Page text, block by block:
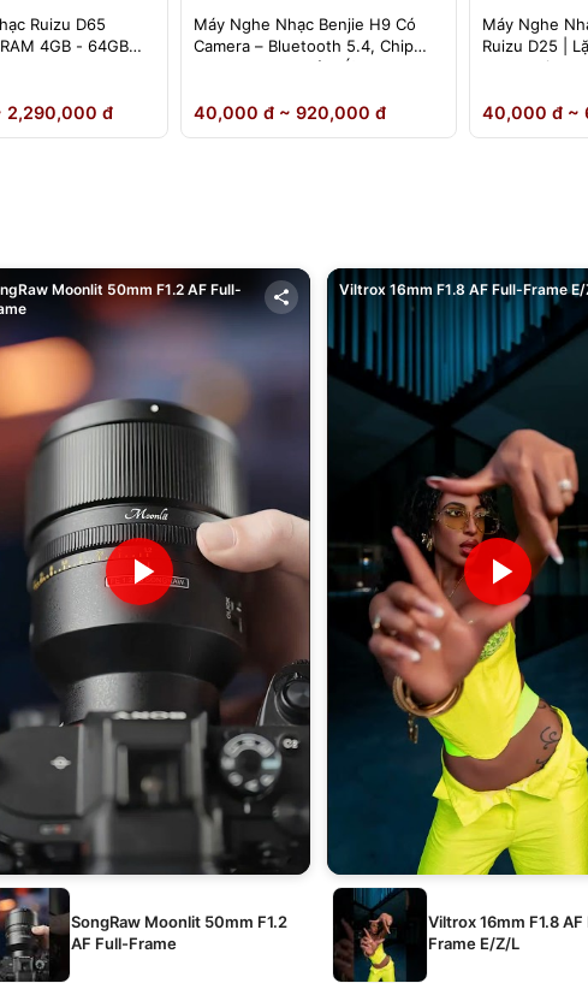
Ruizu D65
4GB - 64GB
2,290,000 đ
Máy Nghe Nhạc Benjie H9 Có
Camera – Bluetooth 5.4, Chip
DSD Lossless, Cảm Ứng IPS –
40,000 đ ~ 920,000 đ
Máy Nghe
Ruizu D25 |
Loa Ngoài
40,000 đ ~
Moonlit 50mm F1.2 AF Full-
SongRaw Moonlit 50mm F1.2
AF Full-Frame
Viltrox 16mm F1.8 AF Full-Frame
Viltrox 16mm F1.8
Frame E/Z/L